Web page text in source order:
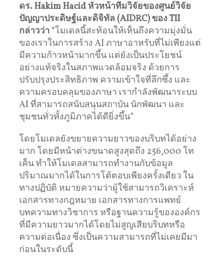
ดร. Hakim Hacid หัวหน้าทีมวิจัยของศูนย์วิจัย
ปัญญาประดิษฐ์และดิจิทัล (AIDRC) ของ TII
กล่าวว่า “โมเดลนี้สะท้อนให้เห็นถึงความมุ่งมั่น
ของเราในการสร้าง AI ภาษาอาหรับที่ไม่เพียงแต่
มีความก้าวหน้ามากขึ้น แต่ยังเป็นประโยชน์
อย่างแท้จริงในสภาพแวดล้อมจริง ด้วยการ
ปรับปรุงประสิทธิภาพ ความเข้าใจที่ลึกซึ้ง และ
ความครอบคลุมของภาษา เรากำลังพัฒนาระบบ
AI ที่สามารถสนับสนุนสถาบัน นักพัฒนา และ
ชุมชนทั่วทั้งภูมิภาคได้ดียิ่งขึ้น”
โดยโมเดลยังขยายความยาวของบริบทได้อย่าง
มาก โดยมีหน้าต่างขนาดสูงสุดถึง 256,000 โท
เค็น ทำให้โมเดลสามารถทำงานกับข้อมูล
ปริมาณมากได้ในการโต้ตอบเพียงครั้งเดียว ใน
ทางปฏิบัติ หมายความว่าผู้ใช้สามารถวิเคราะห์
เอกสารทางกฎหมาย เอกสารทางการแพทย์
บทความทางวิชาการ หรือฐานความรู้ขององค์กร
ที่มีความยาวมากได้โดยไม่สูญเสียบริบทหรือ
ความต่อเนื่อง ซึ่งเป็นความสามารถที่ไม่เคยมีมา
ก่อนในระดับนี้